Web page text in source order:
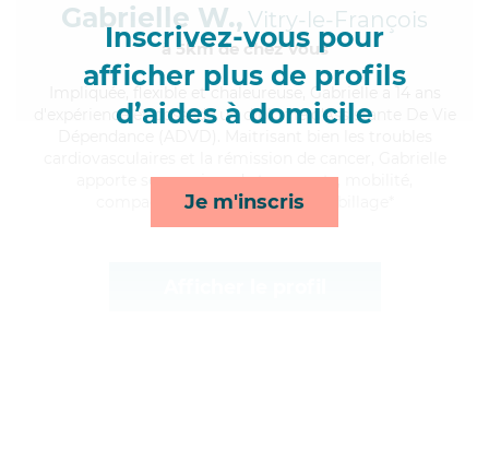
Inscrivez-vous pour
afficher plus de profils
d’aides à domicile
Je m'inscris
Gabrielle W., Vitry-le-François
à 5km de chez Vous
, flexible et chaleureuse, Gabrielle a 14 ans
d'expérience et possède un diplôme d'Assistante De Vie
apporte ses services de transports, mobilité,
compagnie/loisirs et toilette/habillage*